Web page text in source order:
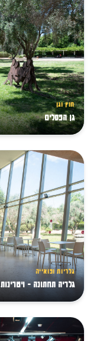
חוץ וגן
גן הפסלים
גלריות ופואייה
גלריה תחתונה - ויטרינות